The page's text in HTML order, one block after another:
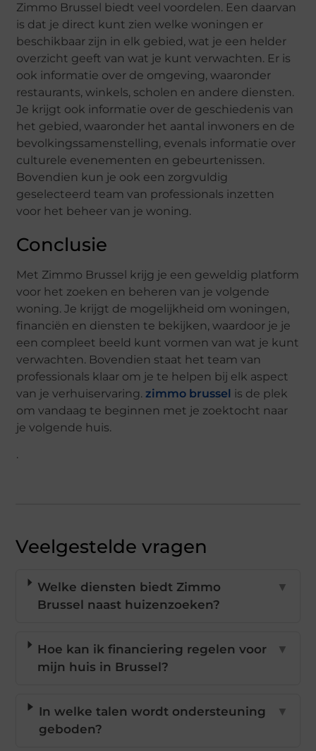
Zimmo Brussel biedt veel voordelen. Een daarvan
is dat je direct kunt zien welke woningen er
beschikbaar zijn in elk gebied, wat je een helder
overzicht geeft van wat je kunt verwachten. Er is
ook informatie over de omgeving, waaronder
restaurants, winkels, scholen en andere diensten.
Je krijgt ook informatie over de geschiedenis van
het gebied, waaronder het aantal inwoners en de
bevolkingssamenstelling, evenals informatie over
culturele evenementen en gebeurtenissen.
Bovendien kun je ook een zorgvuldig
geselecteerd team van professionals inzetten
voor het beheer van je woning.
Conclusie
Met Zimmo Brussel krijg je een geweldig platform
voor het zoeken en beheren van je volgende
woning. Je krijgt de mogelijkheid om woningen,
financiën en diensten te bekijken, waardoor je je
een compleet beeld kunt vormen van wat je kunt
verwachten. Bovendien staat het team van
professionals klaar om je te helpen bij elk aspect
van je verhuiservaring.zimmo brussel is de plek
om vandaag te beginnen met je zoektocht naar
je volgende huis.
.
Veelgestelde vragen
Welke diensten biedt Zimmo
Brussel naast huizenzoeken?
▼
Hoe kan ik financiering regelen voor
mijn huis in Brussel?
▼
In welke talen wordt ondersteuning
geboden?
▼